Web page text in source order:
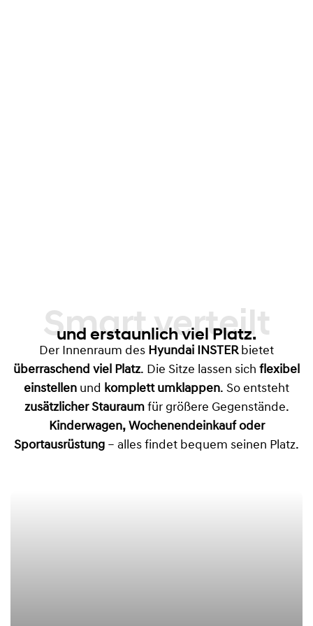
Smart verteilt
und erstaunlich viel Platz.
Der Innenraum des Hyundai INSTERbietet
überraschend viel Platz. Die Sitze lassen sich flexibel
einstellen und komplett umklappen. So entsteht
zusätzlicher Stauraumfür größere Gegenstände.
Kinderwagen, Wochenendeinkauf oder
Sportausrüstung – alles findet bequem seinen Platz.